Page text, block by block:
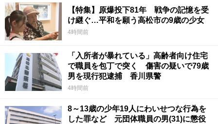
【特集】原爆投下81年 戦争の記憶を受
け継ぐ…平和を願う高松市の9歳の少女
4時間前
「入所者が暴れている」高齢者向け住宅
で職員を包丁で突く 傷害の疑いで79歳
男を現行犯逮捕 香川県警
4時間前
8～13歳の少年19人にわいせつな行為を
した罪など 元団体職員の男(31)に懲役